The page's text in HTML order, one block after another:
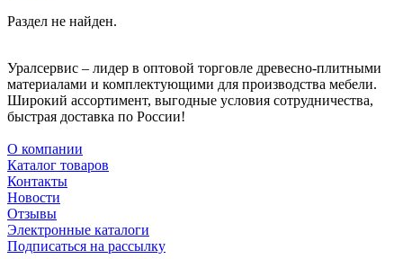
Раздел не найден.
Уралсервис – лидер в оптовой торговле древесно-плитными
материалами и комплектующими для производства мебели.
Широкий ассортимент, выгодные условия сотрудничества,
быстрая доставка по России!
О компании
Каталог товаров
Контакты
Новости
Отзывы
Электронные каталоги
Подписаться на рассылку